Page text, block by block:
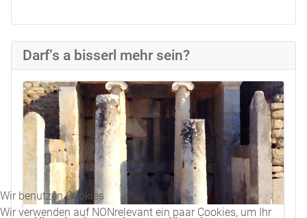
Darf‘s a bisserl mehr sein?
Wir benutzen Cookies
Wir verwenden auf NONrelevant ein paar Cookies, um Ihr